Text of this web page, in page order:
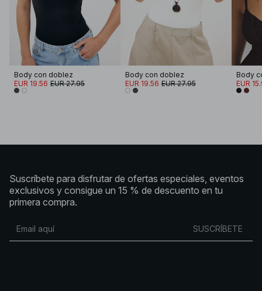
Body con doblez
EUR 19.56 EUR 27.95
Body con doblez
EUR 19.56 EUR 27.95
Body
EUR
Suscríbete para disfrutar de ofertas especiales, eventos
exclusivos y consigue un 15 % de descuento en tu
primera compra.
SUSCRÍBETE